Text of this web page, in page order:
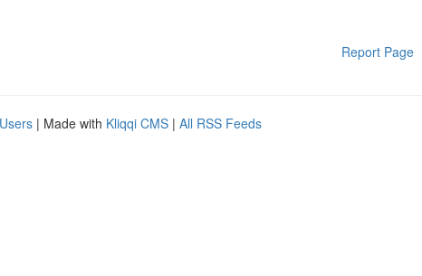
Report Page
| Made with Kliqqi CMS | All RSS Feeds